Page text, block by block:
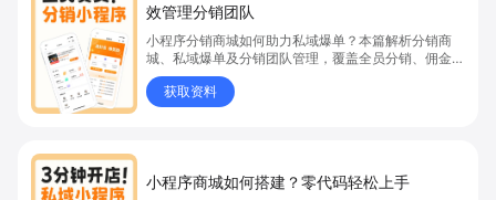
效管理分销团队
小程序分销商城如何助力私域爆单？本篇解析分销商
城、私域爆单及分销团队管理，覆盖全员分销、佣金结
算、企微绑定等场景，帮助品牌和商家高效管理分销团
队，实现分销业绩持续增长。立即了解分销商城核心功
能，点击获取私域运营新思路。
获取资料
小程序商城如何搭建？零代码轻松上手